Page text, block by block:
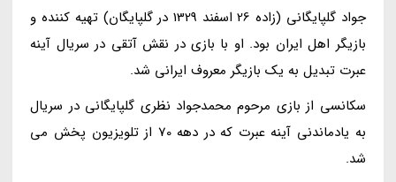
جواد گلپایگانی (زاده 26 اسفند 1329 در گلپایگان) تهیه کننده و
بازیگر اهل ایران بود. او با بازی در نقش آتقی در سریال آینه
عبرت تبدیل به یک بازیگر معروف ایرانی شد.
سکانسی از بازی مرحوم محمدجواد نظری گلپایگانی در سریال
به یادماندنی آینه عبرت که در دهه 70 از تلویزیون پخش می
شد.